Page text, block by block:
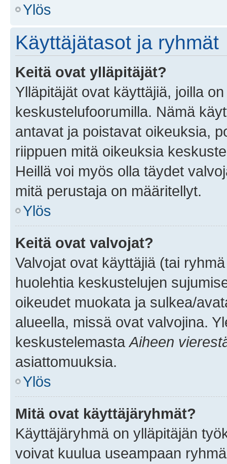
Ylös
Käyttäjätasot ja ryhmät
Keitä ovat ylläpitäjät?
Ylläpitäjät ovat käyttäjiä, joilla
keskustelufoorumilla. Nämä
antavat ja poistavat oikeuksia,
riippuen mitä oikeuksia
Heillä voi myös olla täydet
mitä perustaja on määritellyt.
Ylös
Keitä ovat valvojat?
Valvojat ovat käyttäjiä (tai
huolehtia keskustelujen
oikeudet muokata ja sulkea/
alueella, missä ovat valvojina.
keskustelemasta Aiheen
asiattomuuksia.
Ylös
Mitä ovat käyttäjäryhmät?
Käyttäjäryhmä on ylläpitäjän
voivat kuulua useampaan